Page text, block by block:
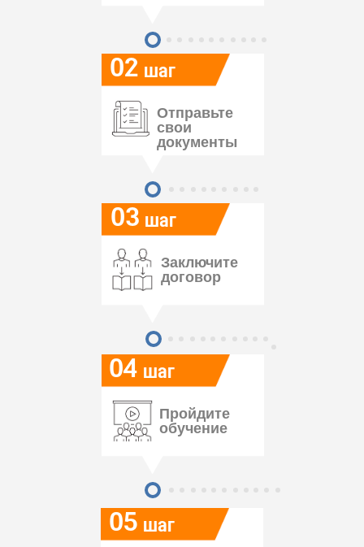
05
04
03
02 шаг
шаг
шаг
шаг
Отправьте
свои
документы
Заключите
договор
Пройдите
обучение